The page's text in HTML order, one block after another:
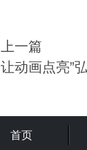
上一篇
让动画点亮”
首页